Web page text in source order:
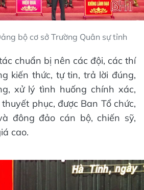
bộ cơ sở Trường Quân sự tỉnh
chuẩn bị nên các đội, các thí
kiến thức, tự tin, trả lời đúng,
xử lý tình huống chính xác,
phục, được Ban Tổ chức,
đông đảo cán bộ, chiến sỹ,
cao.